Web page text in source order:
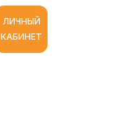
ЛИЧНЫЙ
КАБИНЕТ